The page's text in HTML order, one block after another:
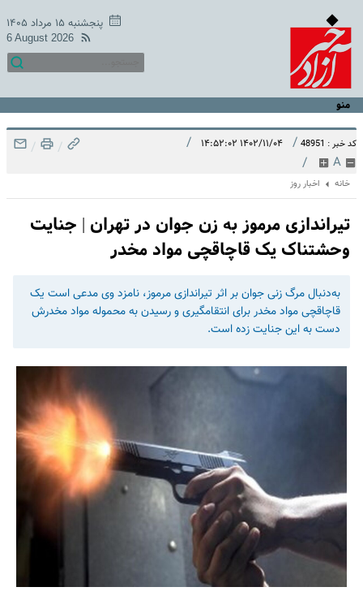
پنجشنبه ۱۵ مرداد ۱۴۰۵
6 August 2026
منو
کد خبر : 48951 / ۱۴۰۲/۱۱/۰۴ ۱۴:۵۲:۰۲ /
A
/
/
/
خانه اخبار روز
تیراندازی مرموز به زن جوان در تهران | جنایت
وحشتناک یک قاچاقچی مواد مخدر
به‌دنبال مرگ زنی جوان بر اثر تیراندازی مرموز، نامزد وی مدعی است یک
قاچاقچی مواد مخدر برای انتقامگیری و رسیدن به محموله مواد مخدرش
دست به این جنایت زده است.